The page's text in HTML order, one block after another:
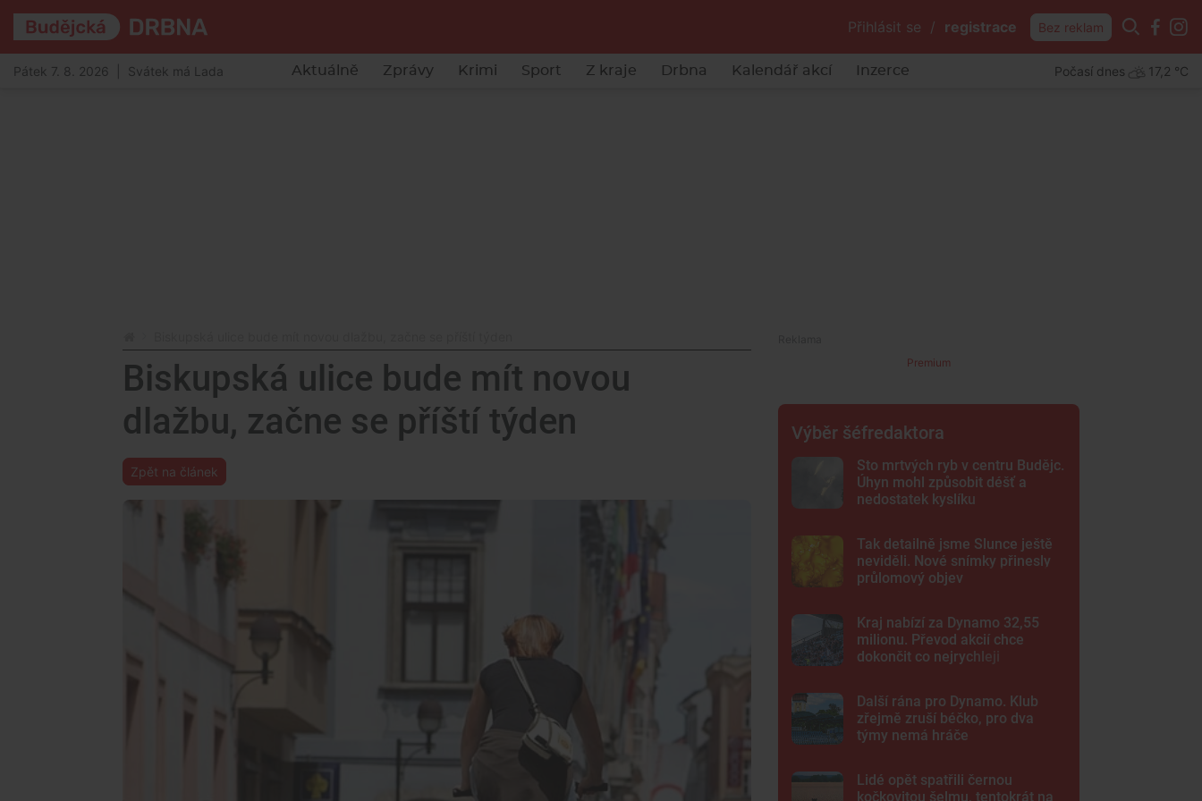
Přihlásit se / registrace Bez reklam
Pátek 7. 8. 2026 | Svátek má Lada Aktuálně Zprávy Krimi Sport Z kraje Drbna Kalendář akcí Inzerce Počasí dnes 17,2 °C
Biskupská ulice bude mít novou
dlažbu, začne se příští týden
Zpět na článek
Premium
Výběr šéfredaktora
Sto mrtvých ryb v centru Budějc.
Úhyn mohl způsobit déšť a
nedostatek kyslíku
Tak detailně jsme Slunce ještě
neviděli. Nové snímky přinesly
průlomový objev
Kraj nabízí za Dynamo 32,55
milionu. Převod akcií chce
dokončit co nejrychleji
Další rána pro Dynamo. Klub
zřejmě zruší béčko, pro dva
týmy nemá hráče
Lidé opět spatřili černou
kočkovitou šelmu, tentokrát na